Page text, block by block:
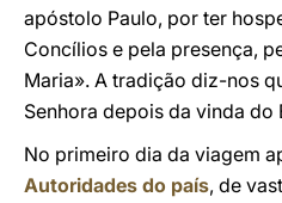
apóstolo Paulo, por ter
Concílios e pela presença,
Maria». A tradição diz-nos
Senhora depois da vinda do
No primeiro dia da viagem
Autoridades do país, de